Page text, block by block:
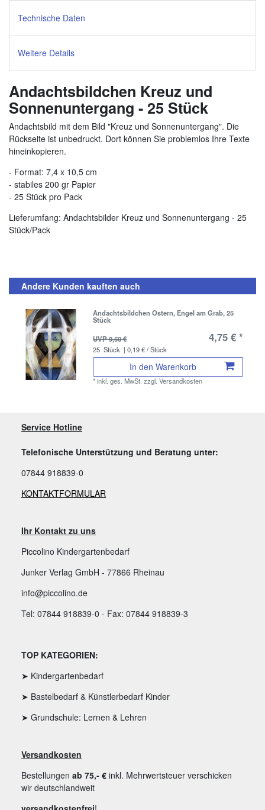
Technische Daten
Weitere Details
Andachtsbildchen Kreuz und
Sonnenuntergang - 25 Stück
Andachtsbild mit dem Bild "Kreuz und Sonnenuntergang". Die
Rückseite ist unbedruckt. Dort können Sie problemlos Ihre Texte
hineinkopieren.
- Format: 7,4 x 10,5 cm
- stabiles 200 gr Papier
- 25 Stück pro Pack
Lieferumfang: Andachtsbilder Kreuz und Sonnenuntergang - 25
Stück/Pack
Andere Kunden kauften auch
Andachtsbildchen Ostern, Engel am Grab, 25
Stück
UVP 9,50 €
4,75 € *
25 Stück | 0,19 € / Stück
In den Warenkorb
*inkl. ges. MwSt. zzgl.Versandkosten
Service Hotline
Telefonische Unterstützung und Beratung unter:
07844 918839-0
KONTAKTFORMULAR
Ihr Kontakt zu uns
Piccolino Kindergartenbedarf
Junker Verlag GmbH - 77866 Rheinau
info@piccolino.de
Tel: 07844 918839-0 - Fax: 07844 918839-3
TOP KATEGORIEN:
➤ Kindergartenbedarf
➤ Bastelbedarf & Künstlerbedarf Kinder
➤ Grundschule: Lernen & Lehren
Versandkosten
Bestellungen ab 75,- € inkl. Mehrwertsteuer verschicken
wir deutschlandweit